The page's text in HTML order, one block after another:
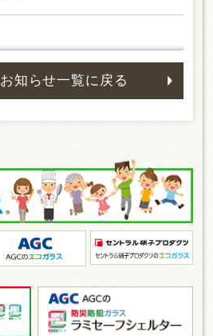
お知らせ一覧に戻る